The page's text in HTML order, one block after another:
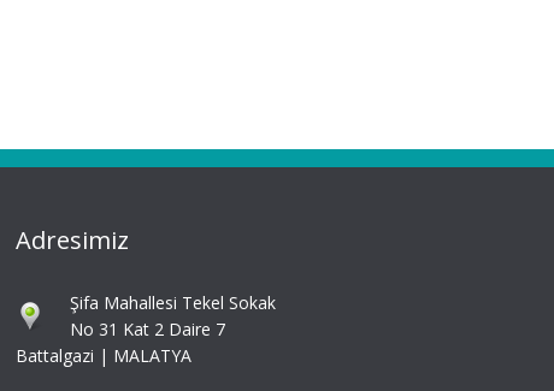
Adresimiz
Şifa Mahallesi Tekel Sokak
No 31 Kat 2 Daire 7
Battalgazi | MALATYA